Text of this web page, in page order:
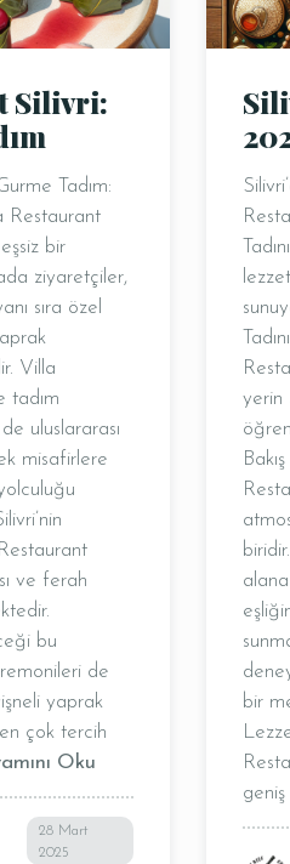
Silivri:
Tadım:
Restaurant
bir
ziyaretçiler,
sıra özel
Villa
tadım
uluslararası
misafirlere
ve ferah
bu
de
yaprak
çok tercih
Oku
28 Mart
2025
yerin
bir
geniş